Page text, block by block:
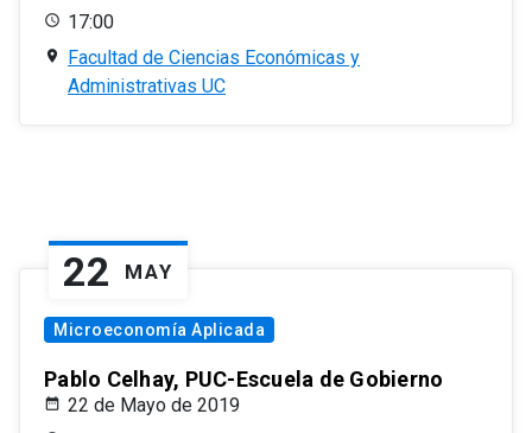
17:00
Facultad de Ciencias Económicas y
Administrativas UC
22 MAY
Microeconomía Aplicada
Pablo Celhay, PUC-Escuela de Gobierno
22 de Mayo de 2019